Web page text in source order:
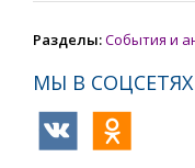
Разделы:События и
МЫ В СОЦСЕТЯХ